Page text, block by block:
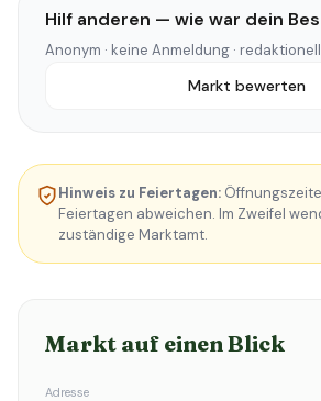
Hilf anderen — wie war dein
Anonym · keine Anmeldung ·
Markt bewerten
Hinweis zu Feiertagen:
Feiertagen abweichen. Im Zweifel
zuständige Marktamt.
Markt auf einen Blick
Adresse